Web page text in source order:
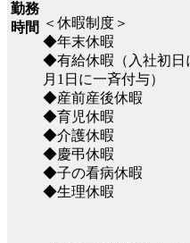
勤務
時間 ＜休暇制度＞
◆年末休暇
◆有給休暇（入社初日
月1日に一斉付与）
◆産前産後休暇
◆育児休暇
◆介護休暇
◆慶弔休暇
◆子の看病休暇
◆生理休暇